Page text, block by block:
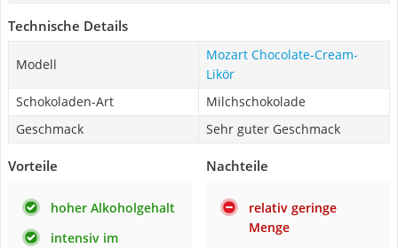
Technische Details
Modell
Mozart Chocolate-Cream-
Likör
Schokoladen-Art
Milchschokolade
Geschmack
Sehr guter Geschmack
Vorteile
hoher Alkoholgehalt
intensiv im
Nachteile
relativ geringe
Menge